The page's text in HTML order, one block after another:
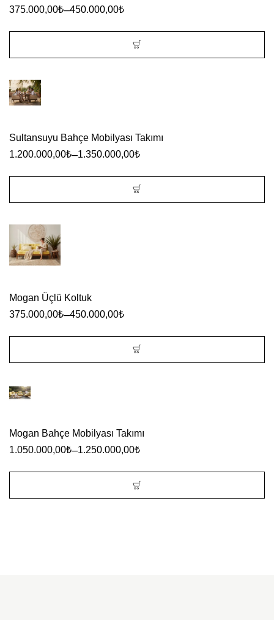
Seçenekler
seçilebilir
375.000,00₺–450.000,00₺
ürünün
birden
varyasyonu
var.
Seçenekler
seçilebilir
Sultansuyu Bahçe Mobilyası Takımı
1.200.000,00₺–1.350.000,00₺
ürünün
birden
fazla
var.
Seçenekler
ürün
Mogan Üçlü Koltuk
375.000,00₺–450.000,00₺
ürünün
fazla
varyasyonu
ürün
Mogan Bahçe Mobilyası Takımı
1.050.000,00₺–1.250.000,00₺